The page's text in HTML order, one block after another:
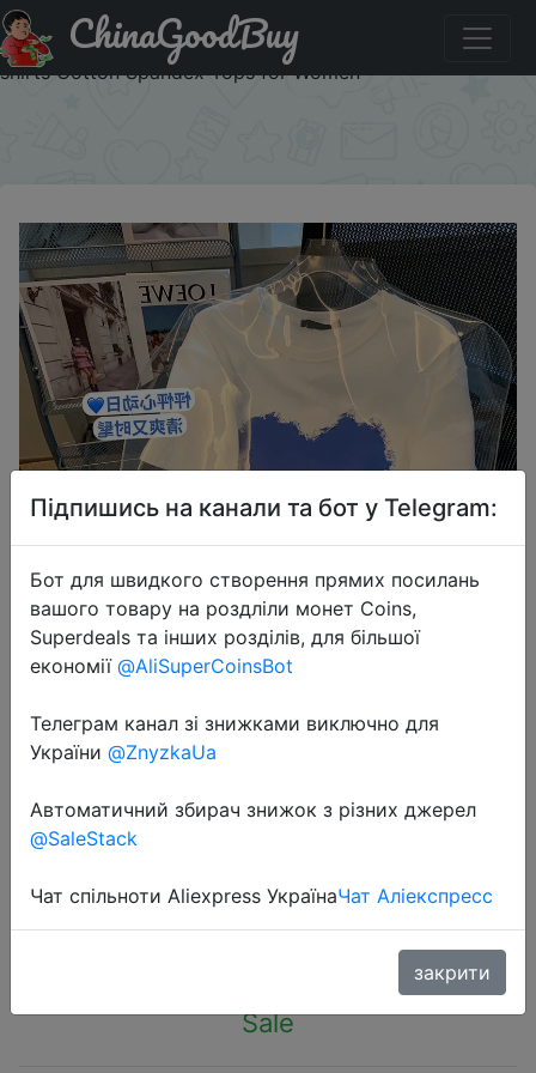
Придбати по знижці Spring Summer New T shirt for
Women Love Heart Print Short Sleeve O Neck Women T-
shirts Cotton Spandex Tops for Women
ChinaGoodBuy
Spring Summer New T shirt for
Women Love Heart Print Short
Sleeve O Neck Women T-shirts
Cotton Spandex Tops for Women
$4.66
Sale
Підпишись на канали та бот у Telegram:
Бот для швидкого створення прямих посилань
вашого товару на роздліли монет Coins,
Superdeals та інших розділів, для більшої
економії @AliSuperCoinsBot
Телеграм канал зі знижками виключно для
України @ZnyzkaUa
Автоматичний збирач знижок з різних джерел
@SaleStack
Чат спільноти Aliexpress УкраїнаЧат Аліекспресс
закрити